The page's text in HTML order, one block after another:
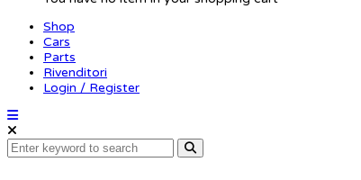
Shop
Cars
Parts
Rivenditori
Login / Register